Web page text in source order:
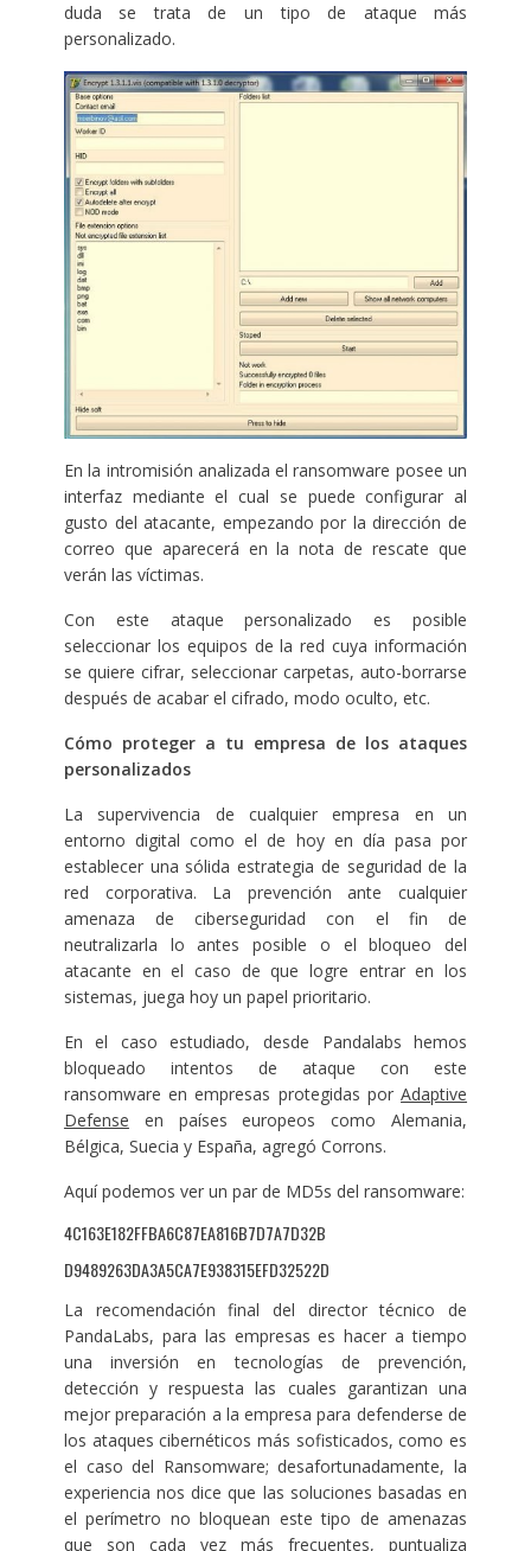
duda se trata de un tipo de ataque más
personalizado.
En la intromisión analizada el ransomware posee un
interfaz mediante el cual se puede configurar al
gusto del atacante, empezando por la dirección de
correo que aparecerá en la nota de rescate que
verán las víctimas.
Con este ataque personalizado es posible
seleccionar los equipos de la red cuya información
se quiere cifrar, seleccionar carpetas, auto-borrarse
después de acabar el cifrado, modo oculto, etc.
Cómo proteger a tu empresa de los ataques
personalizados
La supervivencia de cualquier empresa en un
entorno digital como el de hoy en día pasa por
establecer una sólida estrategia de seguridad de la
red corporativa. La prevención ante cualquier
amenaza de ciberseguridad con el fin de
neutralizarla lo antes posible o el bloqueo del
atacante en el caso de que logre entrar en los
sistemas, juega hoy un papel prioritario.
En el caso estudiado, desde Pandalabs hemos
bloqueado intentos de ataque con este
ransomware en empresas protegidas porAdaptive
Defense en países europeos como Alemania,
Bélgica, Suecia y España, agregó Corrons.
Aquí podemos ver un par de MD5s del ransomware:
4C163E182FFBA6C87EA816B7D7A7D32B
D9489263DA3A5CA7E938315EFD32522D
La recomendación final del director técnico de
PandaLabs, para las empresas es hacer a tiempo
una inversión en tecnologías de prevención,
detección y respuesta las cuales garantizan una
mejor preparación a la empresa para defenderse de
los ataques cibernéticos más sofisticados, como es
el caso del Ransomware; desafortunadamente, la
experiencia nos dice que las soluciones basadas en
el perímetro no bloquean este tipo de amenazas
que son cada vez más frecuentes, puntualiza